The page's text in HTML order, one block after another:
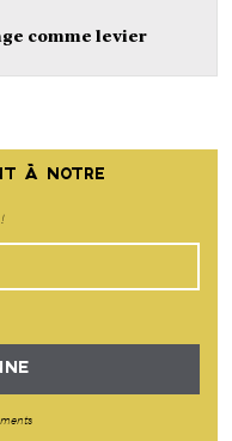
comme levier
À NOTRE